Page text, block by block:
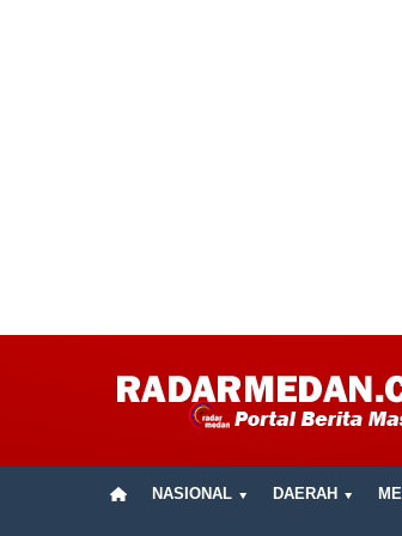
NASIONAL DAERAH